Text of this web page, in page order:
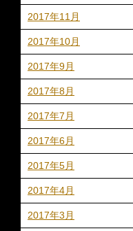
2017年11月
2017年10月
2017年9月
2017年8月
2017年7月
2017年6月
2017年5月
2017年4月
2017年3月